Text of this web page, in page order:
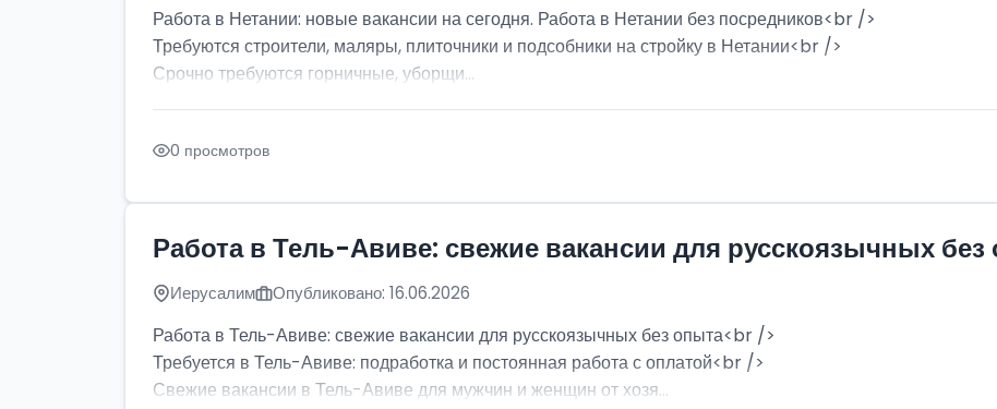
Работа в Нетании: новые вакансии на сегодня. Работа в Нетании без посредников<br />
Требуются строители, маляры, плиточники и подсобники на стройку в Нетании<br />
Срочно требуются горничные, уборщи...
0 просмотров
Работа в Тель-Авиве: свежие вакансии для русскоязычных
Иерусалим Опубликовано: 16.06.2026
Работа в Тель-Авиве: свежие вакансии для русскоязычных без опыта<br />
Требуется в Тель-Авиве: подработка и постоянная работа с оплатой<br />
Свежие вакансии в Тель-Авиве для мужчин и женщин от хозя...